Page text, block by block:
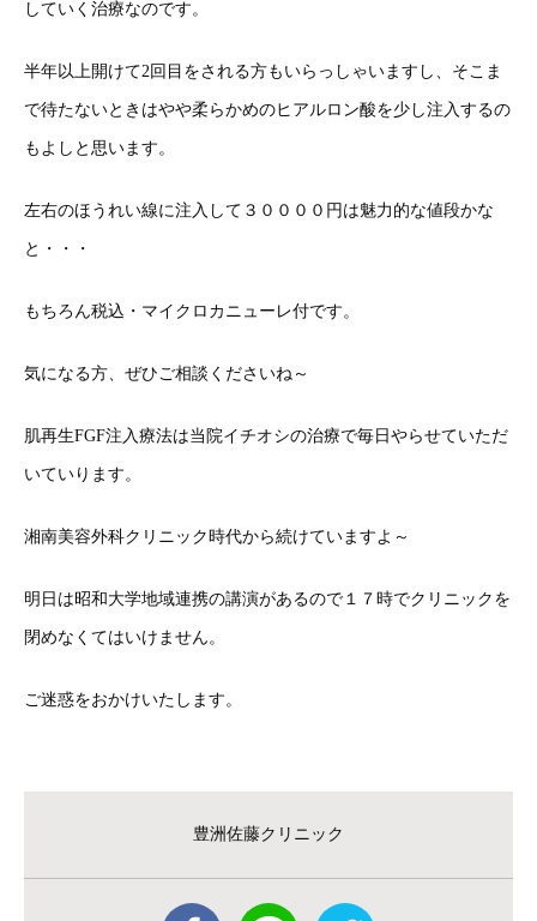
していく治療なのです。
半年以上開けて2回目をされる方もいらっしゃいますし、そこま
で待たないときはやや柔らかめのヒアルロン酸を少し注入するの
もよしと思います。
左右のほうれい線に注入して３００００円は魅力的な値段かな
と・・・
もちろん税込・マイクロカニューレ付です。
気になる方、ぜひご相談くださいね～
肌再生FGF注入療法は当院イチオシの治療で毎日やらせていただ
いていります。
湘南美容外科クリニック時代から続けていますよ～
明日は昭和大学地域連携の講演があるので１７時でクリニックを
閉めなくてはいけません。
ご迷惑をおかけいたします。
豊洲佐藤クリニック